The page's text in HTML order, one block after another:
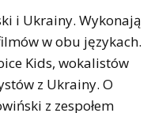
i Ukrainy. Wykonają
w obu językach.
Kids, wokalistów
z Ukrainy. O
z zespołem